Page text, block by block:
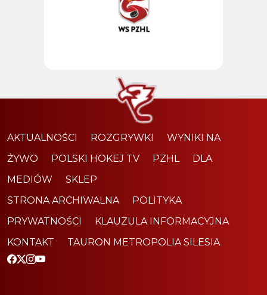
AKTUALNOŚCI ROZGRYWKI
WYNIKI NA
ŻYWO
POLSKI HOKEJ TV PZHL
DLA
MEDIÓW
SKLEP
STRONA ARCHIWALNA
POLITYKA
PRYWATNOŚCI
KLAUZULA INFORMACYJNA
KONTAKT
TAURON METROPOLIA SILESIA